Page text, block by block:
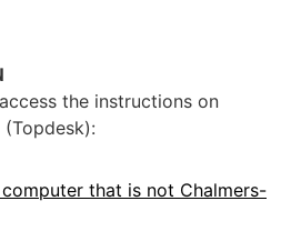
the instructions on
that is not Chalmers-